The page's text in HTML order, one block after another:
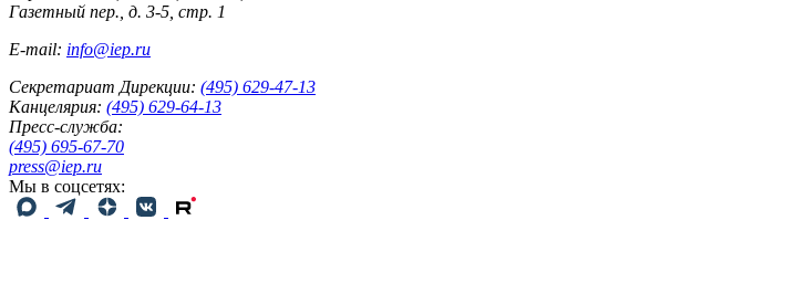
Газетный пер., д. 3-5, стр. 1
E-mail: info@iep.ru
Секретариат Дирекции: (495) 629-47-13
Канцелярия: (495) 629-64-13
Пресс-служба:
(495) 695-67-70
press@iep.ru
Мы в соцсетях: